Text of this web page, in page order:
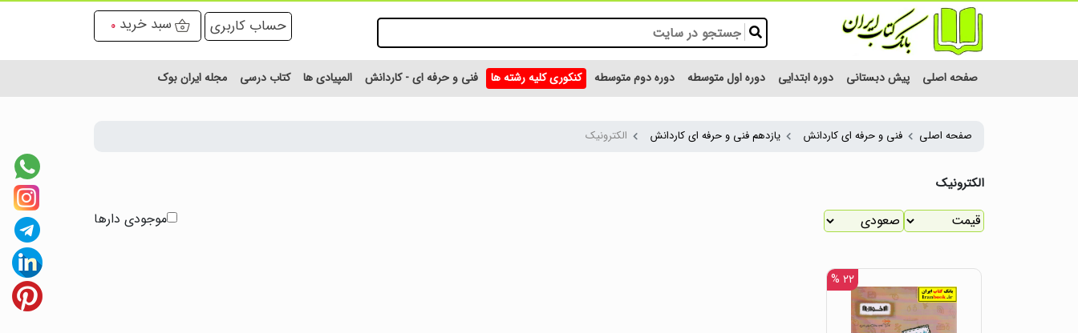
حساب کاربری سبد خرید 0
صفحه اصلی پیش دبستانی دوره ابتدایی دوره اول متوسطه دوره دوم متوسطه کنکوری کلیه رشته ها فنی و حرفه ای - کاردانش المپیادی ها کتاب درسی مجله ایران بوک
صفحه اصلی فنی و حرفه ای کاردانش یازدهم فنی و حرفه ای کاردانش الکترونیک
الکترونیک
موجودی دارها
۲۲ %